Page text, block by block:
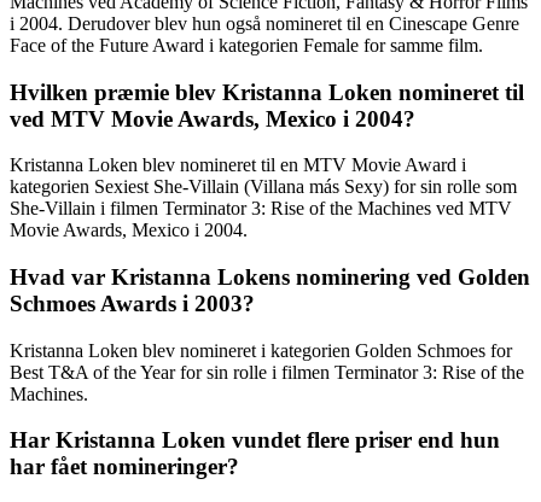
i 2004. Derudover blev hun også nomineret til en Cinescape Genre
Face of the Future Award i kategorien Female for samme film.
Hvilken præmie blev Kristanna Loken nomineret til
ved MTV Movie Awards, Mexico i 2004?
Kristanna Loken blev nomineret til en MTV Movie Award i
kategorien Sexiest She-Villain (Villana más Sexy) for sin rolle som
She-Villain i filmen Terminator 3: Rise of the Machines ved MTV
Movie Awards, Mexico i 2004.
Hvad var Kristanna Lokens nominering ved Golden
Schmoes Awards i 2003?
Kristanna Loken blev nomineret i kategorien Golden Schmoes for
Best T&A of the Year for sin rolle i filmen Terminator 3: Rise of the
Machines.
Har Kristanna Loken vundet flere priser end hun
har fået nomineringer?